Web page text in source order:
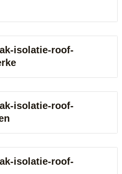
isolatie-roof-
isolatie-roof-
isolatie-roof-